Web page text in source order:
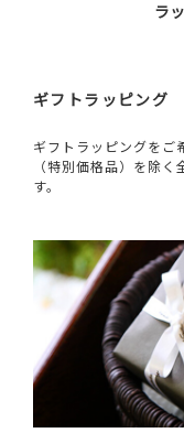
ラ
ギフトラッピング
ギフトラッピングをご
（特別価格品）を除
す。